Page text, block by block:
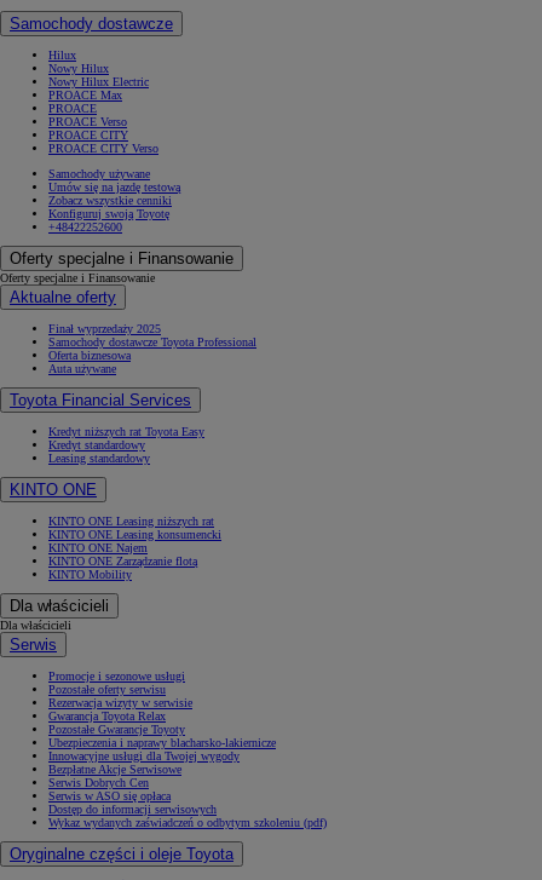
Samochody dostawcze
Hilux
Nowy Hilux
Nowy Hilux Electric
PROACE Max
PROACE
PROACE Verso
PROACE CITY
PROACE CITY Verso
Samochody używane
Umów się na jazdę testową
Zobacz wszystkie cenniki
Konfiguruj swoją Toyotę
+48422252600
Oferty specjalne i Finansowanie
Oferty specjalne i Finansowanie
Aktualne oferty
Finał wyprzedaży 2025
Samochody dostawcze Toyota Professional
Oferta biznesowa
Auta używane
Toyota Financial Services
Kredyt niższych rat Toyota Easy
Kredyt standardowy
Leasing standardowy
KINTO ONE
KINTO ONE Leasing niższych rat
KINTO ONE Leasing konsumencki
KINTO ONE Najem
KINTO ONE Zarządzanie flotą
KINTO Mobility
Dla właścicieli
Dla właścicieli
Serwis
Promocje i sezonowe usługi
Pozostałe oferty serwisu
Rezerwacja wizyty w serwisie
Gwarancja Toyota Relax
Pozostałe Gwarancje Toyoty
Ubezpieczenia i naprawy blacharsko-lakiernicze
Innowacyjne usługi dla Twojej wygody
Bezpłatne Akcje Serwisowe
Serwis Dobrych Cen
Serwis w ASO się opłaca
Dostęp do informacji serwisowych
Wykaz wydanych zaświadczeń o odbytym szkoleniu (pdf)
Oryginalne części i oleje Toyota